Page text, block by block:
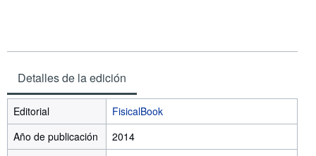
Detalles de la edición
Editorial
FisicalBook
Año de publicación
2014